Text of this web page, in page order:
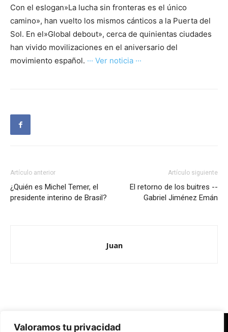
Valoramos tu privacidad
Con el eslogan»La lucha sin fronteras es el único
camino», han vuelto los mismos cánticos a la Puerta del
Sol. En el»Global debout», cerca de quinientas ciudades
han vivido movilizaciones en el aniversario del
movimiento español. ··· Ver noticia ···
Artículo anterior
¿Quién es Michel Temer, el
presidente interino de Brasil?
Artículo siguiente
El retorno de los buitres --
Gabriel Jiménez Emán
Juan